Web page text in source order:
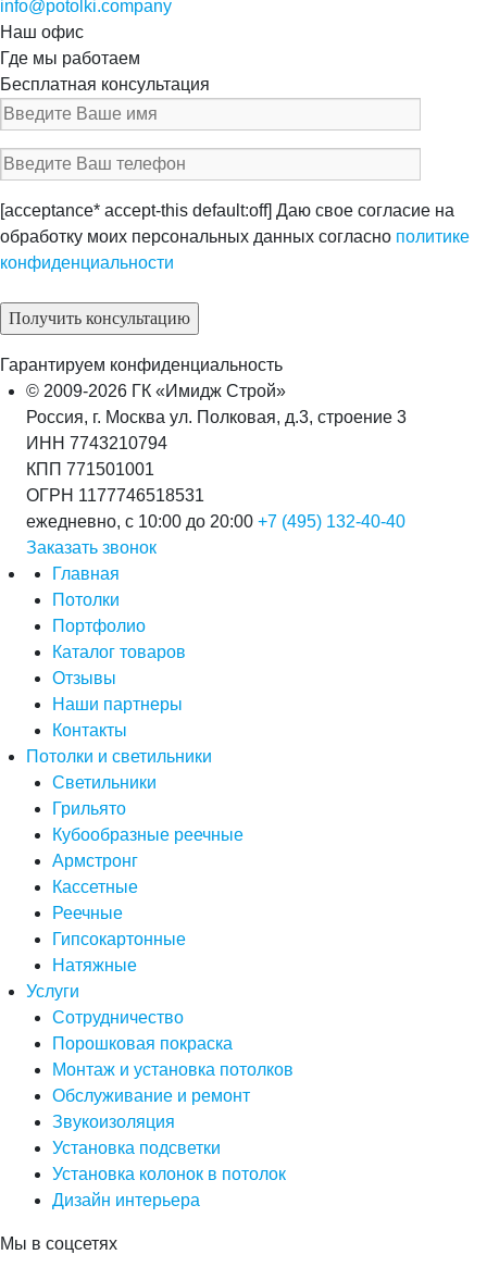
info@potolki.company
Наш офис
Где мы работаем
Бесплатная консультация
[acceptance* accept-this default:off] Даю свое согласие на
обработку моих персональных данных согласно политике
конфиденциальности
Гарантируем конфиденциальность
© 2009-2026 ГК «Имидж Строй»
Россия, г. Москва ул. Полковая, д.3, строение 3
ИНН 7743210794
КПП 771501001
ОГРН 1177746518531
ежедневно, с 10:00 до 20:00 +7 (495) 132-40-40
Заказать звонок
Главная
Потолки
Портфолио
Каталог товаров
Отзывы
Наши партнеры
Контакты
Потолки и светильники
Светильники
Грильято
Кубообразные реечные
Армстронг
Кассетные
Реечные
Гипсокартонные
Натяжные
Услуги
Сотрудничество
Порошковая покраска
Монтаж и установка потолков
Обслуживание и ремонт
Звукоизоляция
Установка подсветки
Установка колонок в потолок
Дизайн интерьера
Мы в соцсетях